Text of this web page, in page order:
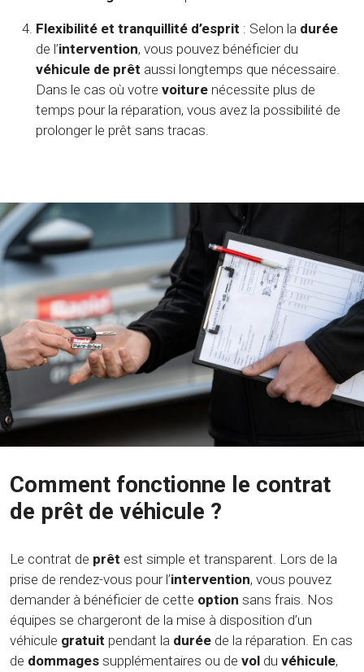
Flexibilité et tranquillité d’esprit : Selon la durée
de l’intervention, vous pouvez bénéficier du
véhicule de prêt aussi longtemps que nécessaire.
Dans le cas où votre voiture nécessite plus de
temps pour la réparation, vous avez la possibilité de
prolonger le prêt sans tracas.
Comment fonctionne le contrat
de prêt de véhicule ?
Le contrat de prêt est simple et transparent. Lors de la
prise de rendez-vous pour l’intervention, vous pouvez
demander à bénéficier de cette option sans frais. Nos
équipes se chargeront de la mise à disposition d’un
véhicule gratuit pendant la durée de la réparation. En cas
de dommages supplémentaires ou de vol du véhicule,